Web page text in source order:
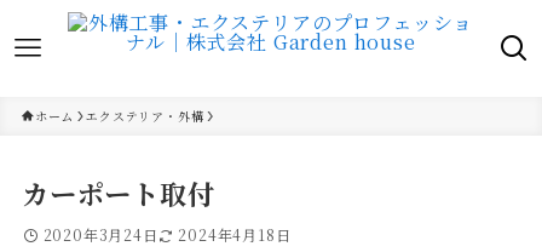
ホーム エクステリア・外構
カーポート取付
2020年3月24日 2024年4月18日